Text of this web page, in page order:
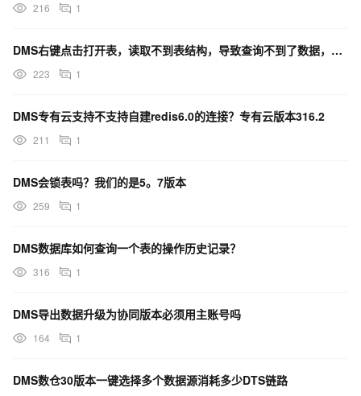
216 1
DMS右键点击打开表，读取不到表结构，导致查询不到了数据，直接执行sql就一直这样，怎么解决？
223 1
DMS专有云支持不支持自建redis6.0的连接？专有云版本316.2
211 1
DMS会锁表吗？我们的是5。7版本
259 1
DMS数据库如何查询一个表的操作历史记录？
316 1
DMS导出数据升级为协同版本必须用主账号吗
164 1
DMS数仓30版本一键选择多个数据源消耗多少DTS链路